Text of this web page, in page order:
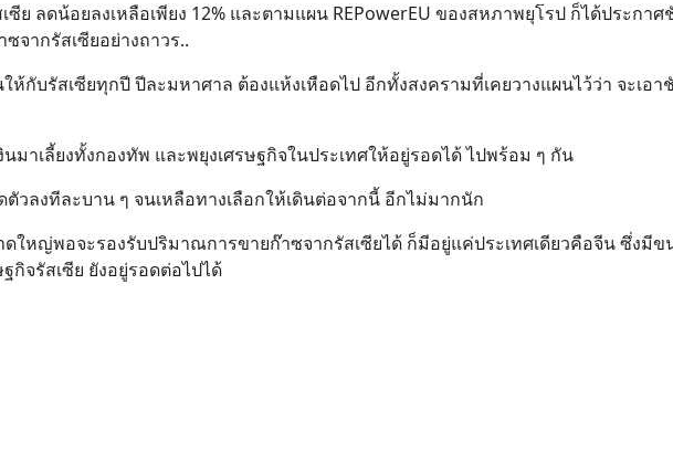
ย ลดน้อยลงเหลือเพียง 12% และตามแผน REPowerEU ของสหภาพยุโรป ก็ได้ประกาศ
จากรัสเซียอย่างถาวร..
ให้กับรัสเซียทุกปี ปีละมหาศาล ต้องแห้งเหือดไป อีกทั้งสงครามที่เคยวางแผนไว้ว่า จะเอ
มาเลี้ยงทั้งกองทัพ และพยุงเศรษฐกิจในประเทศให้อยู่รอดได้ ไปพร้อม ๆ กัน
วลงทีละบาน ๆ จนเหลือทางเลือกให้เดินต่อจากนี้ อีกไม่มากนัก
ใหญ่พอจะรองรับปริมาณการขายก๊าซจากรัสเซียได้ ก็มีอยู่แค่ประเทศเดียวคือจีน ซึ่งมีข
กิจรัสเซีย ยังอยู่รอดต่อไปได้